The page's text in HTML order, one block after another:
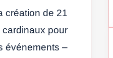
création de 21
pour
événements –